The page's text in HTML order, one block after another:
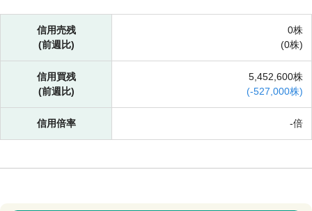
信用売残
(前週比)
0株
(0株)
信用買残
(前週比)
5,452,600株
(-527,000株)
信用倍率 -倍